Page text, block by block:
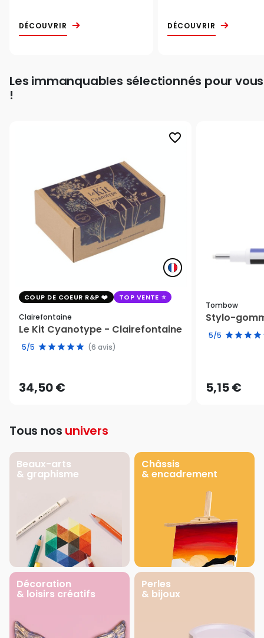
DÉCOUVRIR DÉCOUVRIR
Les immanquables sélectionnés pour vous
!
favorite_border
COUP DE COEUR R&P TOP VENTE
Clairefontaine
Le Kit Cyanotype - Clairefontaine
5/5 (6 avis)
34,50 €
Tombow
Stylo-
5/5
5,15 €
Tous nos univers
Beaux-arts
& graphisme
Châssis
& encadrement
Décoration
& loisirs créatifs
Perles
& bijoux